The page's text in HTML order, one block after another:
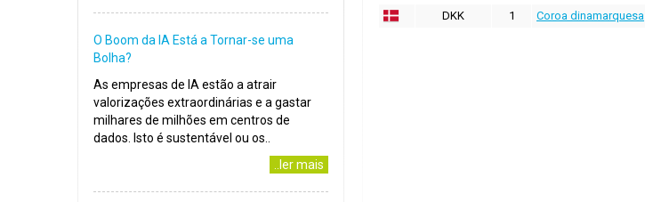
DKK
1 Coroa dinamarquesa
O Boom da IA Está a Tornar-se uma
Bolha?
As empresas de IA estão a atrair
valorizações extraordinárias e a gastar
milhares de milhões em centros de
dados. Isto é sustentável ou os..
..ler mais